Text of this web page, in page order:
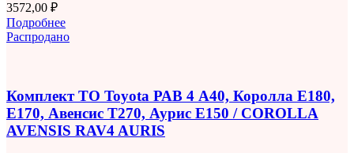
3572,00 ₽
Подробнее
Распродано
Комплект ТО Toyota РАВ 4 A40, Королла E180,
E170, Авенсис T270, Аурис E150 / COROLLA
AVENSIS RAV4 AURIS